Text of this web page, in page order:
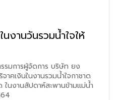
งานวันรวมน้ำใจให้
มการผู้จัดการ บริษัท ยง
คเงินในงานรวมน้ำใจกาชาด
ในงานสัปดาห์สะพานข้ามแม่น้ำ